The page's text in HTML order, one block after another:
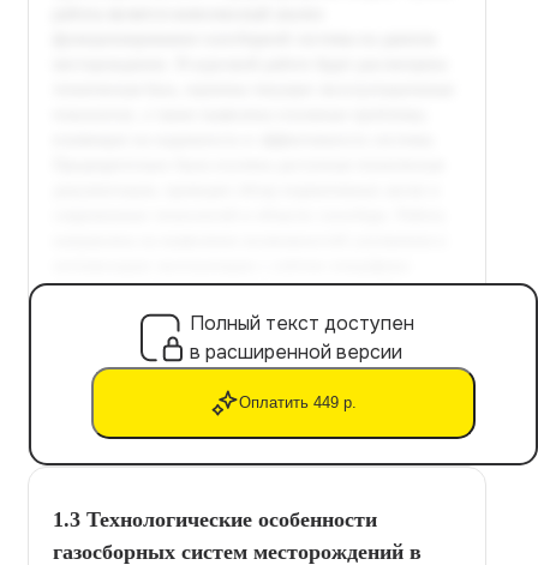
Полный текст доступен
в расширенной версии
Оплатить 449 р.
1.3 Технологические особенности
газосборных систем месторождений в